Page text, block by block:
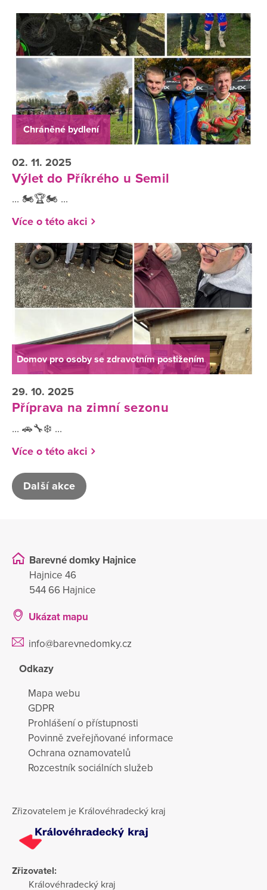
Chráněné bydlení
02. 11. 2025
Výlet do Příkrého u Semil
... 🏍️🏆🏍️ ...
Více o této akci
Domov pro osoby se zdravotním postižením
29. 10. 2025
Příprava na zimní sezonu
... 🚗🔧❄️ ...
Více o této akci
Další akce
Barevné domky Hajnice
Hajnice 46
544 66 Hajnice
Ukázat mapu
info@barevnedomky.cz
Odkazy
Mapa webu
GDPR
Prohlášení o přístupnosti
Povinně zveřejňované informace
Ochrana oznamovatelů
Rozcestník sociálních služeb
Zřizovatelem je Královéhradecký kraj
Zřizovatel:
Královéhradecký kraj